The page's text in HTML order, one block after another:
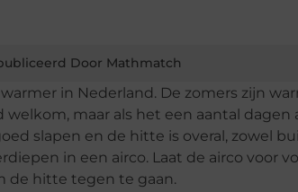
Door Mathmatch
in Nederland. De zomers zijn
maar als het een aantal dagen
slapen en de hitte is overal, zowel
in een airco. Laat de airco voor
de hitte tegen te gaan.